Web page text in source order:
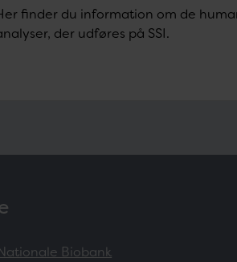
finder du information om de
der udføres på SSI.
Biobank